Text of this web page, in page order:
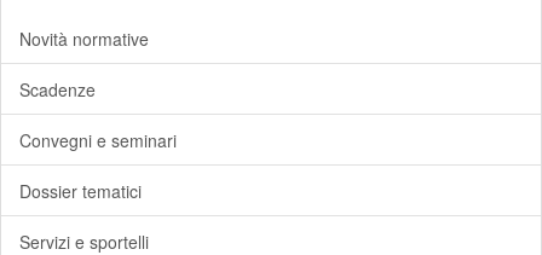
Novità normative
Scadenze
Convegni e seminari
Dossier tematici
Servizi e sportelli